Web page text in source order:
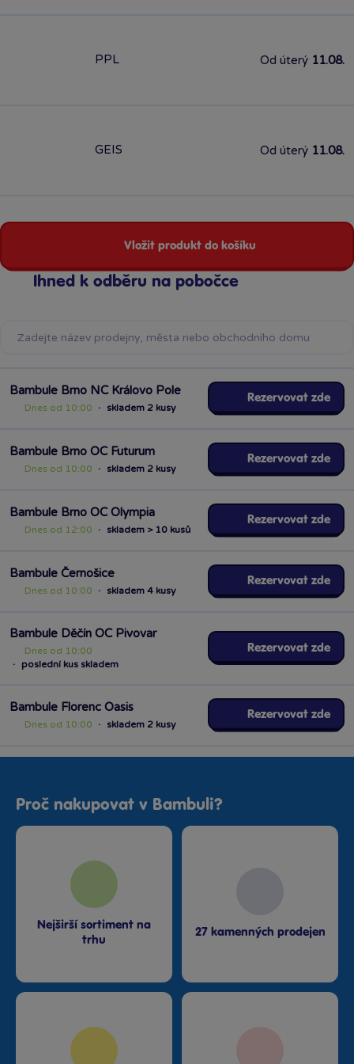
PPL Od úterý 11.08.
GEIS Od úterý 11.08.
Vložit produkt do košíku
Ihned k odběru na pobočce
Bambule Brno NC Královo Pole
Dnes od 10:00 · skladem 2 kusy
Rezervovat zde
Bambule Brno OC Futurum
Dnes od 10:00 · skladem 2 kusy
Rezervovat zde
Bambule Brno OC Olympia
Dnes od 12:00 · skladem > 10 kusů
Rezervovat zde
Bambule Černošice
Dnes od 10:00 · skladem 4 kusy
Rezervovat zde
Bambule Děčín OC Pivovar
Dnes od 10:00
·
poslední kus skladem
Rezervovat zde
Bambule Florenc Oasis
Dnes od 10:00 · skladem 2 kusy
Rezervovat zde
Bambule Kladno OAZA
Bambule Liberec Géčko
Dnes od 10:00 · skladem 2 kusy
Dnes od 10:00 skladem 2 kusy
Proč nakupovat v Bambuli?
Nejširší sortiment na
trhu
27 kamenných prodejen